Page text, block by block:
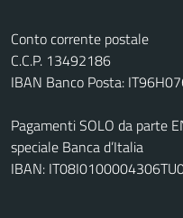
Conto corrente postale
C.C.P. 13492186
IBAN Banco Posta:
Pagamenti SOLO da parte
speciale Banca d’Italia
IBAN: